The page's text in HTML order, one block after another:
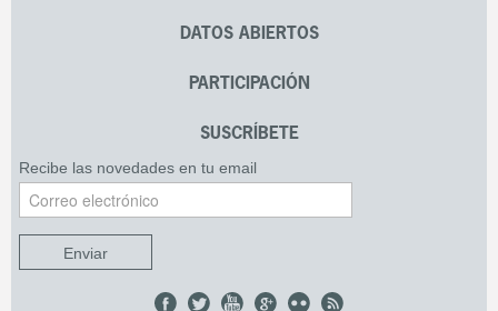
DATOS ABIERTOS
PARTICIPACIÓN
SUSCRÍBETE
Recibe las novedades en tu email
Enviar